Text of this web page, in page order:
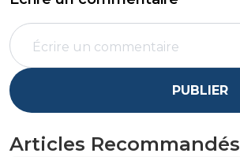
PUBLIER
Articles Recommandés